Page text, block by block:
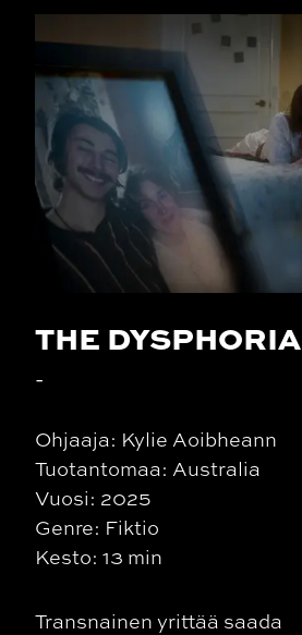
THE DYSPHORIA
-
Ohjaaja: Kylie Aoibheann
Tuotantomaa: Australia
Vuosi: 2025
Genre: Fiktio
Kesto: 13 min
Transnainen yrittää saada